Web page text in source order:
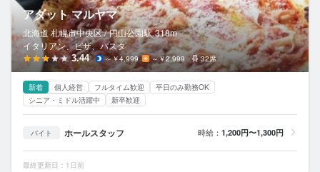
アダット マルヤマ
北海道 札幌市中央区 / 円山公園駅 318m
イタリアン、ピザ、パスタ
3.44 ～￥4,999 ～￥2,999 32席
新着 個人経営 フルタイム歓迎
平日のみ勤務OK
シニア・ミドル活躍中
新卒歓迎
バイト ホールスタッフ 時給： 1,200円〜1,300円
最終更新日：1日前